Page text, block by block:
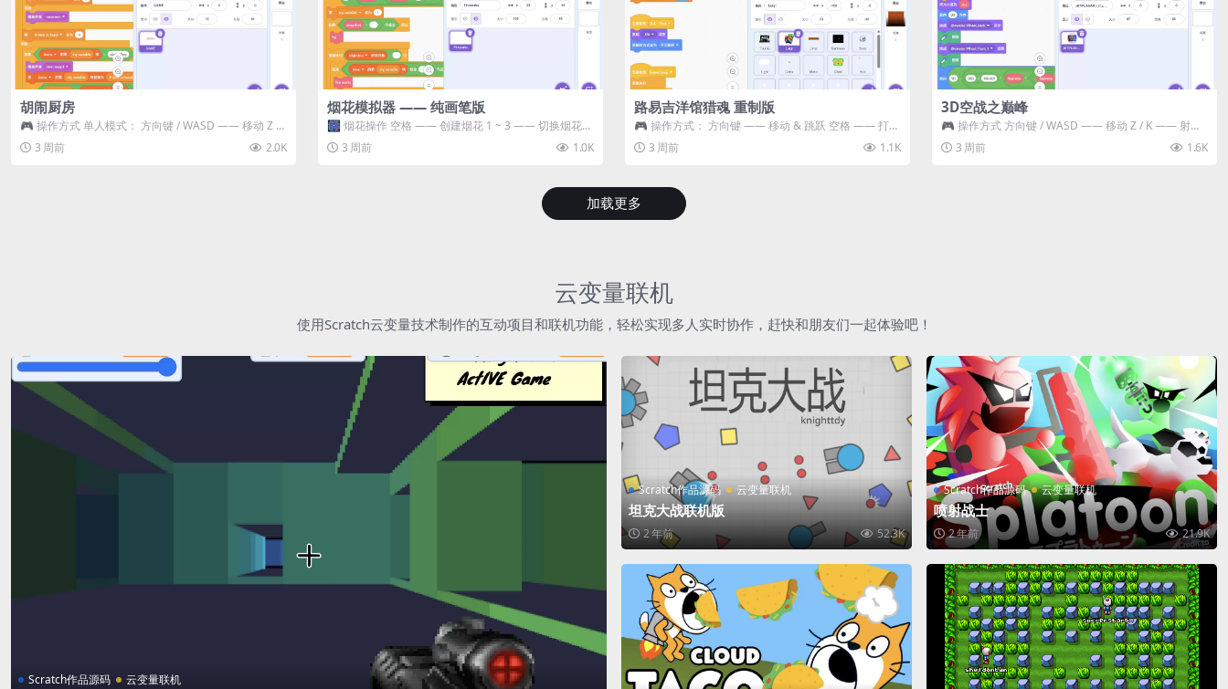
胡闹厨房
🎮 操作方式 单人模式： 方向键 / WASD —— 移动 Z /
K —— 抓...
3 周前 2.0K
烟花模拟器 —— 纯画笔版
🎆 烟花操作 空格 —— 创建烟花 1 ~ 3 —— 切换烟花类
型 普通烟花 嘶...
3 周前 1.0K
路易吉洋馆猎魂 重制版
🎮 操作方式： 方向键 —— 移动 & 跳跃 空格 —— 打开
宝箱 将你...
3 周前 1.1K
3D空战之巅峰
🎮 操作方式 方向键 / WASD —— 移动 Z / K —— 射击 /
攻击...
3 周前 1.6K
加载更多
云变量联机
使用Scratch云变量技术制作的互动项目和联机功能，轻松实现多人实时协作，赶快和朋友们一起体验吧！
Scratch作品源码 云变量联机
Scratch作品源码 云变量联机
坦克大战联机版
2 年前 52.3K
Scratch作品源码 云变量联机
喷射战士
2 年前 21.9K